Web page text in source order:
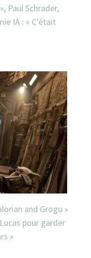
Paul Schrader,
IA : « C’était
and Grogu »
pour garder
»